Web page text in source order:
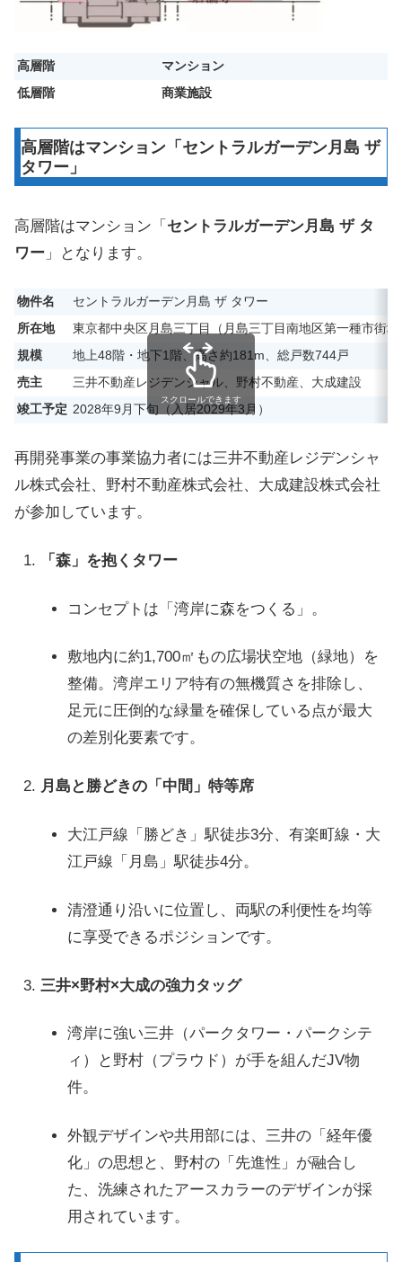
高層階
マンション
低層階
商業施設
高層階はマンション「セントラルガーデン月島 ザ
タワー」
高層階はマンション「 セントラルガーデン月島 ザ タ
ワー 」となります。
物件名
セントラルガーデン月島 ザ タワー
所在地
東京都中央区月島三丁目（月島三丁目南地区第一種市街
規模
地上48階・地下1階、高さ約181m、総戸数744戸
売主
三井不動産レジデンシャル、野村不動産、大成建設
竣工予定 2028年9月下旬（入居2029年3月）
スクロールできます
再開発事業の事業協力者には三井不動産レジデンシャ
ル株式会社、野村不動産株式会社、大成建設株式会社
が参加しています。
「森」を抱くタワー
コンセプトは「湾岸に森をつくる」。
敷地内に約1,700㎡もの広場状空地（緑地）を
整備。湾岸エリア特有の無機質さを排除し、
足元に圧倒的な緑量を確保している点が最大
の差別化要素です。
月島と勝どきの「中間」特等席
大江戸線「勝どき」駅徒歩3分、有楽町線・大
江戸線「月島」駅徒歩4分。
清澄通り沿いに位置し、両駅の利便性を均等
に享受できるポジションです。
三井×野村×大成の強力タッグ
湾岸に強い三井（パークタワー・パークシテ
ィ）と野村（プラウド）が手を組んだJV物
件。
外観デザインや共用部には、三井の「経年優
化」の思想と、野村の「先進性」が融合し
た、洗練されたアースカラーのデザインが採
用されています。